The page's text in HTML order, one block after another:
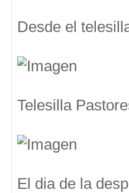
Desde el
Telesilla
El dia de la